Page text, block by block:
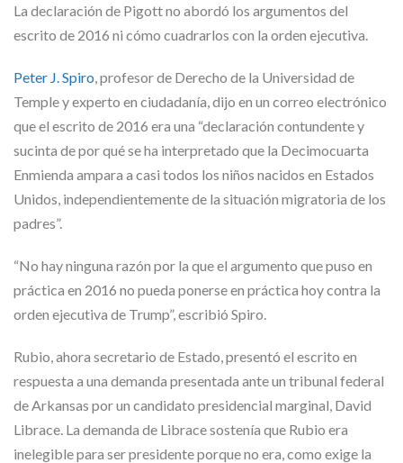
La declaración de Pigott no abordó los argumentos del
escrito de 2016 ni cómo cuadrarlos con la orden ejecutiva.
Peter J. Spiro, profesor de Derecho de la Universidad de
Temple y experto en ciudadanía, dijo en un correo electrónico
que el escrito de 2016 era una “declaración contundente y
sucinta de por qué se ha interpretado que la Decimocuarta
Enmienda ampara a casi todos los niños nacidos en Estados
Unidos, independientemente de la situación migratoria de los
padres”.
“No hay ninguna razón por la que el argumento que puso en
práctica en 2016 no pueda ponerse en práctica hoy contra la
orden ejecutiva de Trump”, escribió Spiro.
Rubio, ahora secretario de Estado, presentó el escrito en
respuesta a una demanda presentada ante un tribunal federal
de Arkansas por un candidato presidencial marginal, David
Librace. La demanda de Librace sostenía que Rubio era
inelegible para ser presidente porque no era, como exige la